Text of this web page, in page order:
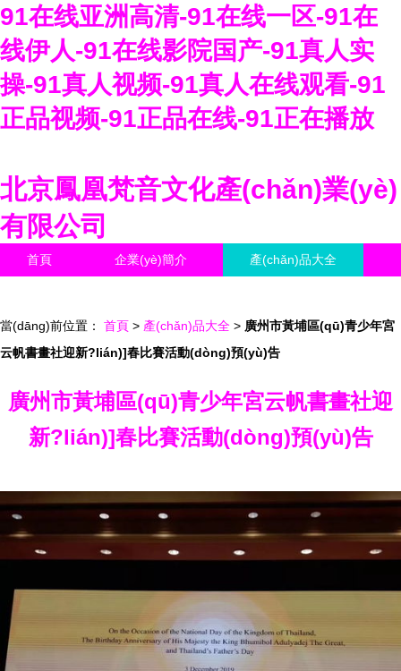
91在线亚洲高清-91在线一区-91在
线伊人-91在线影院国产-91真人实
操-91真人视频-91真人在线观看-91
正品视频-91正品在线-91正在播放
北京鳳凰梵音文化產(chǎn)業(yè)
有限公司
首頁 企業(yè)簡介 產(chǎn)品大全
當(dāng)前位置： 首頁 > 產(chǎn)品大全 > 廣州市黃埔區(qū)青少年宮
云帆書畫社迎新?lián)]春比賽活動(dòng)預(yù)告
廣州市黃埔區(qū)青少年宮云帆書畫社迎
新?lián)]春比賽活動(dòng)預(yù)告